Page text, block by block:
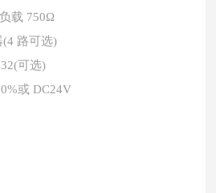
载 750Ω
(4 路可选)
可选)
或 DC24V